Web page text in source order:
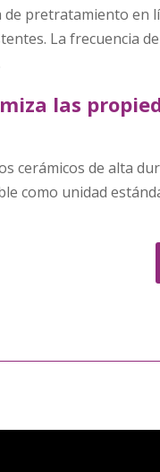
de pretratamiento en
La frecuencia
las
cerámicos de alta
como unidad